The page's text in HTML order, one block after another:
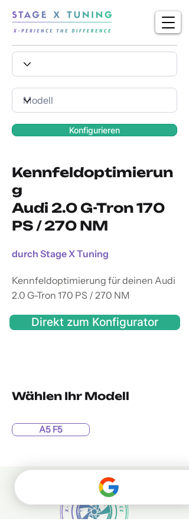
Konfigurieren
Kennfeldoptimierun
g
Audi 2.0 G-Tron 170
PS / 270 NM
durch Stage X Tuning
Kennfeldoptimierung für deinen Audi
2.0 G-Tron 170 PS / 270 NM
Direkt zum Konfigurator
Wählen Ihr Modell
A5 F5